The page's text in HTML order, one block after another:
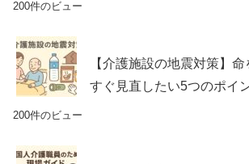
200件のビュー
【介護施設の地震対策】
すぐ見直したい5つのポイ
200件のビュー